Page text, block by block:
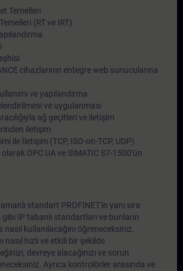
Temelleri
(RT ve IRT)
cihazlarının entegre web sunucularına
ve yapılandırma
ve uygulanması
ağ geçitleri ve iletişim
iletişim
ile İletişim (TCP, ISO-on-TCP, UDP)
OPC UA ve SIMATIC S7-1500'ün
standart PROFINET'in yanı sıra
IP tabanlı standartları ve bunların
kullanılacağını öğreneceksiniz.
nasıl hızlı ve etkili bir şekilde
devreye alacağınızı ve sorun
Ayrıca kontrolörler arasında ve